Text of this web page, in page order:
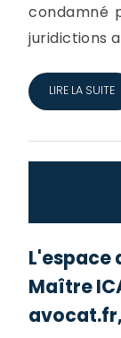
condamné
juridictions
LIRE LA SUITE
L'espace
Maître